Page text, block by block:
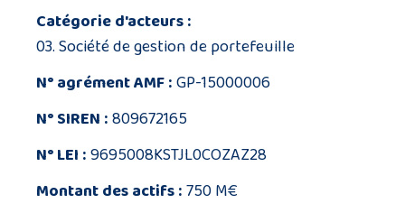
Catégorie d'acteurs :
03. Société de gestion de portefeuille
N° agrément AMF :GP-15000006
N° SIREN :809672165
N° LEI :9695008KSTJL0COZAZ28
Montant des actifs :750 M€